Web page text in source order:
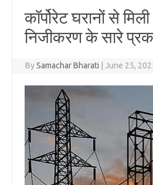
कॉर्पोरेट घरानों से
निजीकरण के सारे
BySamachar Bharati June 25,